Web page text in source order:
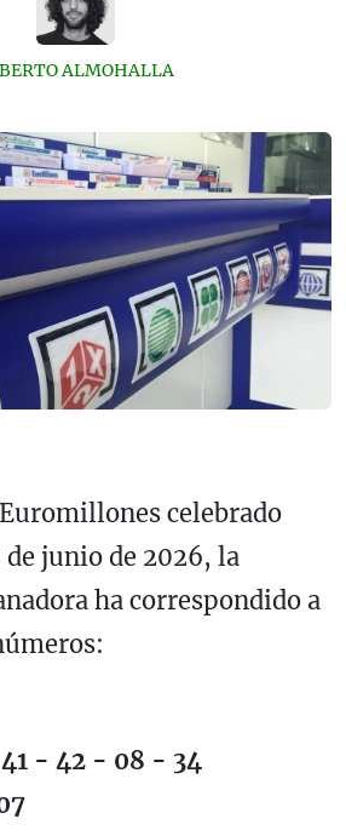
ALMOHALLA
celebrado
de junio de 2026, la
ha correspondido a
41 - 42 - 08 - 34